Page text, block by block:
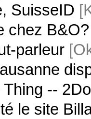
SuisseID
chez B&O?
parleur
-- 2Do
le site